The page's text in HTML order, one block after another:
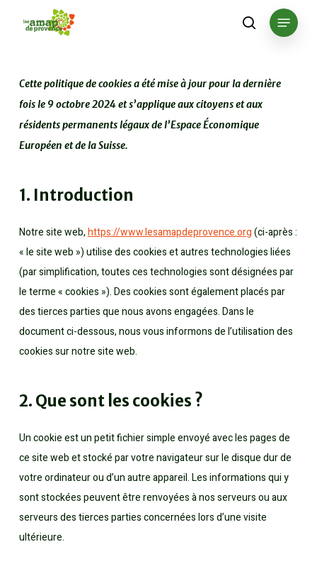
search
Menu
Cette politique de cookies a été mise à jour pour la dernière
fois le 9 octobre 2024 et s’applique aux citoyens et aux
résidents permanents légaux de l’Espace Économique
Européen et de la Suisse.
1. Introduction
Notre site web,https://www.lesamapdeprovence.org(ci-après :
« le site web ») utilise des cookies et autres technologies liées
(par simplification, toutes ces technologies sont désignées par
le terme « cookies »). Des cookies sont également placés par
des tierces parties que nous avons engagées. Dans le
document ci-dessous, nous vous informons de l’utilisation des
cookies sur notre site web.
2. Que sont les cookies ?
Un cookie est un petit fichier simple envoyé avec les pages de
ce site web et stocké par votre navigateur sur le disque dur de
votre ordinateur ou d’un autre appareil. Les informations qui y
sont stockées peuvent être renvoyées à nos serveurs ou aux
serveurs des tierces parties concernées lors d’une visite
ultérieure.